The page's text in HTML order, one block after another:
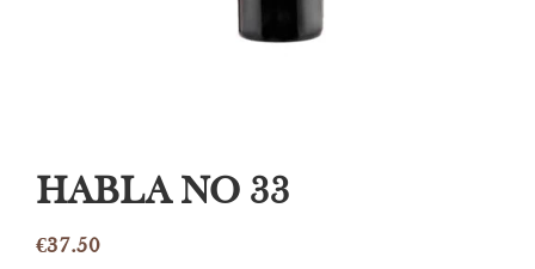
HABLA NO 33
€37.50